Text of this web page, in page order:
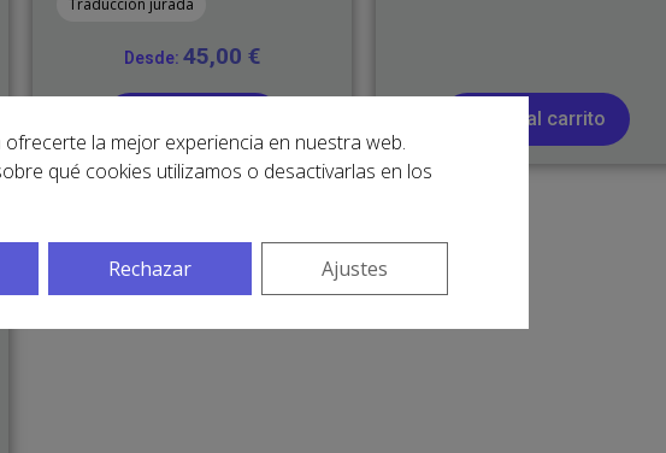
Traducción jurada
Desde:45,00€
Añadir al carrito
la mejor experiencia en nuestra web.
qué cookies utilizamos o desactivarlas en los
Rechazar Ajustes